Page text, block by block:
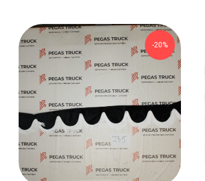
-20%